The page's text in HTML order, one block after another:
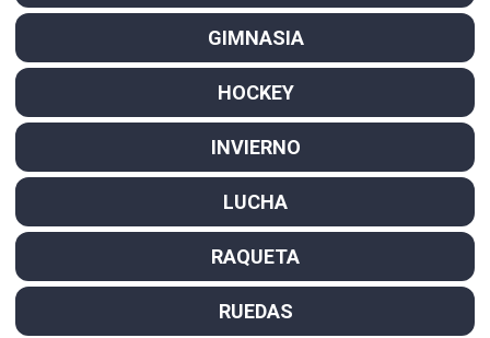
GIMNASIA
HOCKEY
INVIERNO
LUCHA
RAQUETA
RUEDAS